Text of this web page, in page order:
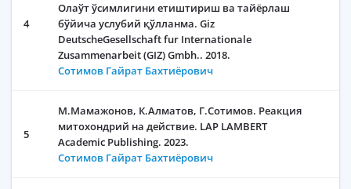
4
Олаўт ўсимлигини етиштириш ва тайёрлаш
бўйича услубий қўлланма. Giz
DeutscheGesellschaft fur Internationale
Zusammenarbeit (GIZ) Gmbh.. 2018.
Сотимов Гайрат Бахтиёрович
5
М.Мамажонов, К.Алматов, Г.Сотимов. Реакция
митохондрий на действие. LAP LAMBERT
Academic Publishing. 2023.
Сотимов Гайрат Бахтиёрович